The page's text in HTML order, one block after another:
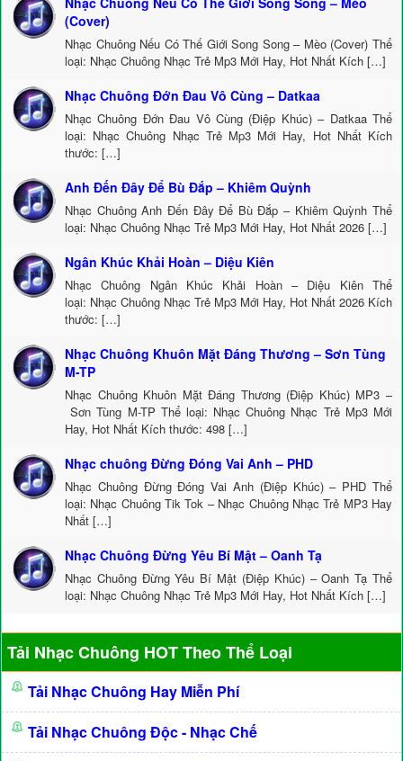
(Cover)
Nhạc Chuông Nếu Có Thế Giới Song Song – Mèo (Cover) Thể
loại: Nhạc Chuông Nhạc Trẻ Mp3 Mới Hay, Hot Nhất Kích […]
Nhạc Chuông Đớn Đau Vô Cùng – Datkaa
Nhạc Chuông Đớn Đau Vô Cùng (Điệp Khúc) – Datkaa Thể
loại: Nhạc Chuông Nhạc Trẻ Mp3 Mới Hay, Hot Nhất Kích
thước: […]
Anh Đến Đây Để Bù Đắp – Khiêm Quỳnh
Nhạc Chuông Anh Đến Đây Để Bù Đắp – Khiêm Quỳnh Thể
loại: Nhạc Chuông Nhạc Trẻ Mp3 Mới Hay, Hot Nhất 2026 […]
Ngân Khúc Khải Hoàn – Diệu Kiên
Nhạc Chuông Ngân Khúc Khải Hoàn – Diệu Kiên Thể
loại: Nhạc Chuông Nhạc Trẻ Mp3 Mới Hay, Hot Nhất 2026 Kích
thước: […]
Nhạc Chuông Khuôn Mặt Đáng Thương – Sơn Tùng
M-TP
Nhạc Chuông Khuôn Mặt Đáng Thương (Điệp Khúc) MP3 –
Sơn Tùng M-TP Thể loại: Nhạc Chuông Nhạc Trẻ Mp3 Mới
Hay, Hot Nhất Kích thước: 498 […]
Nhạc chuông Đừng Đóng Vai Anh – PHD
Nhạc Chuông Đừng Đóng Vai Anh (Điệp Khúc) – PHD Thể
loại: Nhạc Chuông Tik Tok – Nhạc Chuông Nhạc Trẻ MP3 Hay
Nhất […]
Nhạc Chuông Đừng Yêu Bí Mật – Oanh Tạ
Nhạc Chuông Đừng Yêu Bí Mật (Điệp Khúc) – Oanh Tạ Thể
loại: Nhạc Chuông Nhạc Trẻ Mp3 Mới Hay, Hot Nhất Kích […]
Tải Nhạc Chuông HOT Theo Thể Loại
Tải Nhạc Chuông Hay Miễn Phí
Tải Nhạc Chuông Độc - Nhạc Chế